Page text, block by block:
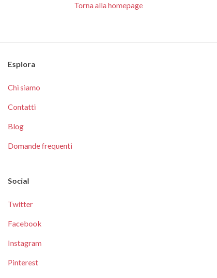
Torna alla homepage
Esplora
Chi siamo
Contatti
Blog
Domande frequenti
Social
Twitter
Facebook
Instagram
Pinterest